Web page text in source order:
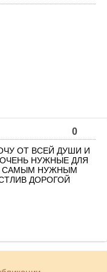
0
ОТ ВСЕЙ ДУШИ И
НУЖНЫЕ ДЛЯ
САМЫМ НУЖНЫМ
ДОРОГОЙ